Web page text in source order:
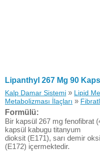
Lipanthyl 267 Mg 90
Kalp Damar Sistemi » Lipid
Metabolizması İlaçları »
Formülü:
Bir kapsül 267 mg fenofibrat
kapsül kabugu titanyum
dioksit (E171), sarı demir
(E172) içermektedir.